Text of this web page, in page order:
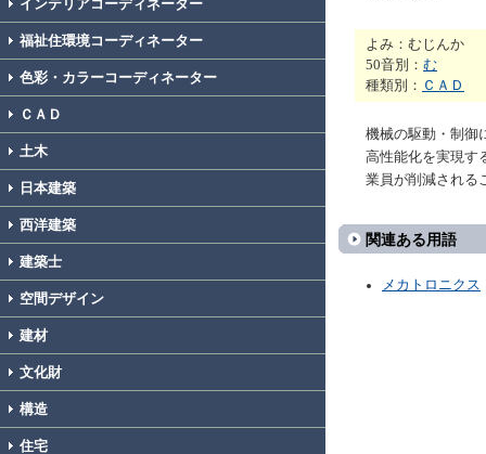
インテリアコーディネーター
福祉住環境コーディネーター
色彩・カラーコーディネーター
ＣＡＤ
土木
日本建築
西洋建築
建築士
空間デザイン
建材
文化財
構造
住宅
よみ：むじんか
50音別： む
種類別： ＣＡＤ
機械の駆動・制御
高性能化を実現す
業員が削減される
関連ある用語
メカトロニクス